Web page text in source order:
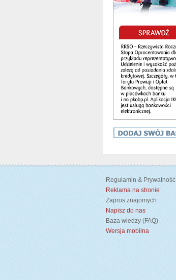
Regulamin & Prywatność
Reklama na stronie
Zapros znajomych
Napisz do nas
Baza wiedzy (FAQ)
Wersja mobilna